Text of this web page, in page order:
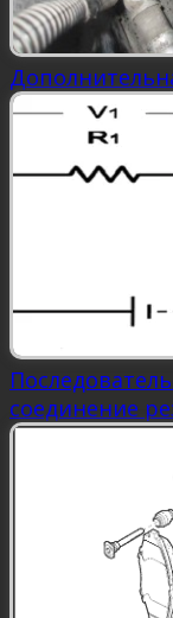
соединение